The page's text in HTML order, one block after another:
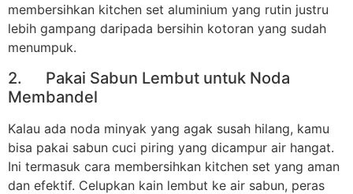
membersihkan kitchen set aluminium yang rutin justru
lebih gampang daripada bersihin kotoran yang sudah
menumpuk.
2. Pakai Sabun Lembut untuk Noda
Membandel
Kalau ada noda minyak yang agak susah hilang, kamu
bisa pakai sabun cuci piring yang dicampur air hangat.
Ini termasuk cara membersihkan kitchen set yang aman
dan efektif. Celupkan kain lembut ke air sabun, peras